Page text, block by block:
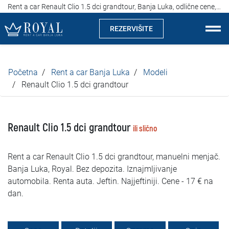
REZERVIŠITE
Kompanija
Lokacije
Iznajmljivanje vozila
Cijene
Početna Rent a car Banja Luka
Modeli
Renault Clio 1.5 dci grandtour
Renault Clio 1.5 dci grandtour ili slično
Rent a car Renault Clio 1.5 dci grandtour, manuelni menjač.
Banja Luka, Royal. Bez depozita. Iznajmljivanje
automobila. Renta auta. Jeftin. Najjeftiniji. Cene - 17 € na
dan.